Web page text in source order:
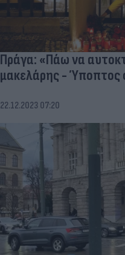
Πράγα: «Πάω να
μακελάρης - Ύποπτος
22.12.2023 07:20